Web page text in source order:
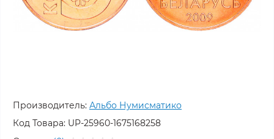
Производитель: Альбо Нумисматико
Код Товара: UP-25960-1675168258